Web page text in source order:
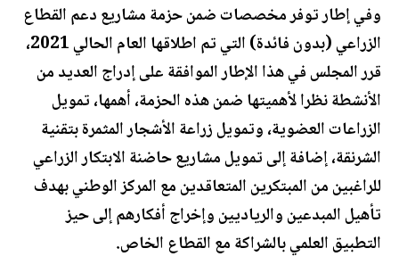
وفي إطار توفر مخصصات ضمن حزمة مشاريع دعم القطاع
الزراعي (بدون فائدة) التي تم اطلاقها العام الحالي 2021،
قرر المجلس في هذا الإطار الموافقة على إدراج العديد من
الأنشطة نظرا لأهميتها ضمن هذه الحزمة، أهمها، تمويل
الزراعات العضوية، وتمويل زراعة الأشجار المثمرة بتقنية
الشرنقة، إضافة إلى تمويل مشاريع حاضنة الابتكار الزراعي
للراغبين من المبتكرين المتعاقدين مع المركز الوطني بهدف
تأهيل المبدعين والرياديين وإخراج أفكارهم إلى حيز
التطبيق العلمي بالشراكة مع القطاع الخاص.